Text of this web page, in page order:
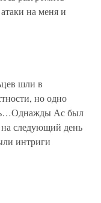
на меня и
шли в
но одно
Ас был
следующий день
интриги